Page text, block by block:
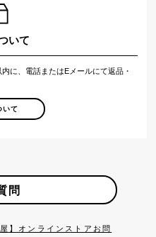
いて
に、電話またはEメールにて返品・
いて
問
】オンラインストアお問